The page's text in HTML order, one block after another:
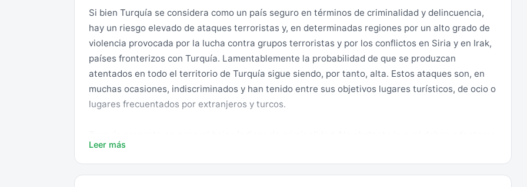
Si bien Turquía se considera como un país seguro en términos de criminalidad y delincuencia,
hay un riesgo elevado de ataques terroristas y, en determinadas regiones por un alto grado de
violencia provocada por la lucha contra grupos terroristas y por los conflictos en Siria y en Irak,
países fronterizos con Turquía. Lamentablemente la probabilidad de que se produzcan
atentados en todo el territorio de Turquía sigue siendo, por tanto, alta. Estos ataques son, en
muchas ocasiones, indiscriminados y han tenido entre sus objetivos lugares turísticos, de ocio o
lugares frecuentados por extranjeros y turcos.
la precauciones elementales de sentido común que el viajero aplica en su lugar de origen. En las
zonas más turísticas de Estambul se aconseja conducirse con prudencia y prestar especial
Leer más